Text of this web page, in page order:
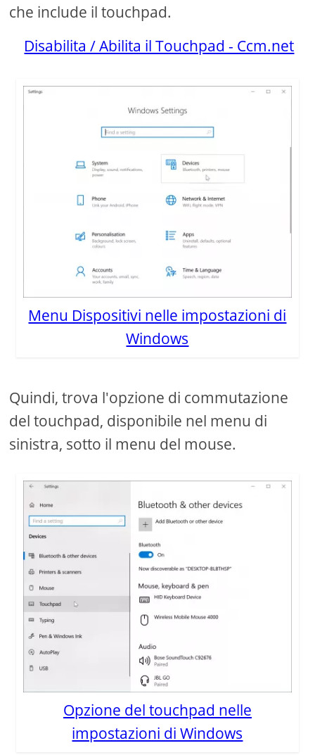
che include il touchpad.
Disabilita / Abilita il Touchpad - Ccm.net
Menu Dispositivi nelle impostazioni di
Windows
Quindi, trova l'opzione di commutazione
del touchpad, disponibile nel menu di
sinistra, sotto il menu del mouse.
Opzione del touchpad nelle
impostazioni di Windows